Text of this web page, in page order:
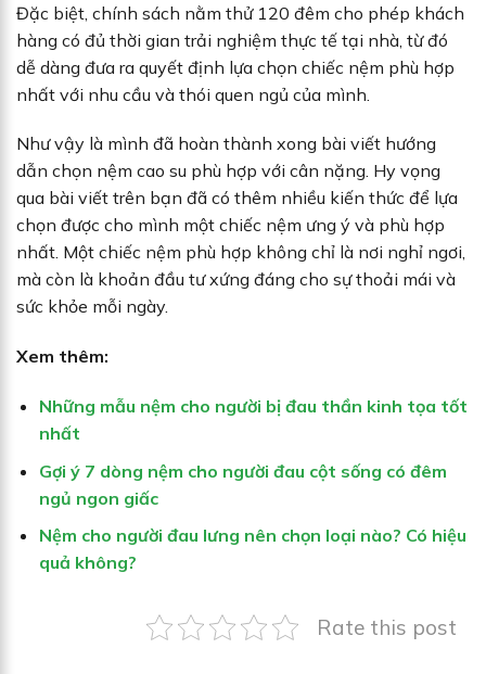
Đặc biệt, chính sách nằm thử 120 đêm cho phép khách
hàng có đủ thời gian trải nghiệm thực tế tại nhà, từ đó
dễ dàng đưa ra quyết định lựa chọn chiếc nệm phù hợp
nhất với nhu cầu và thói quen ngủ của mình.
Như vậy là mình đã hoàn thành xong bài viết hướng
dẫn chọn nệm cao su phù hợp với cân nặng. Hy vọng
qua bài viết trên bạn đã có thêm nhiều kiến thức để lựa
chọn được cho mình một chiếc nệm ưng ý và phù hợp
nhất. Một chiếc nệm phù hợp không chỉ là nơi nghỉ ngơi,
mà còn là khoản đầu tư xứng đáng cho sự thoải mái và
sức khỏe mỗi ngày.
Xem thêm:
Những mẫu nệm cho người bị đau thần kinh tọa tốt
nhất
Gợi ý 7 dòng nệm cho người đau cột sống có đêm
ngủ ngon giấc
Nệm cho người đau lưng nên chọn loại nào? Có hiệu
quả không?
Rate this post